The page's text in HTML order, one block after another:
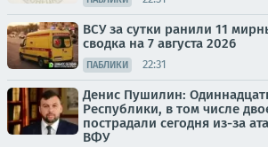
ВСУ за сутки ранили 11
сводка на 7 августа 2026
ПАБЛИКИ 22:31
Денис Пушилин:
Республики, в том числе
пострадали сегодня из-за
ВФУ